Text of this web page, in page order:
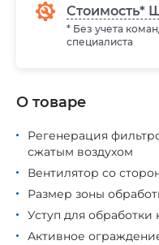
Стоимость*
* Без учета
специалиста
Регенерация
сжатым воздухом
Вентилятор со
Размер зоны
Уступ для обработки
Активное
О товаре